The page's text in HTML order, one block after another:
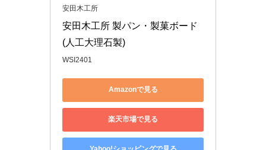
安田木工所
安田木工所 製パン・製菓ボード
(人工大理石製)
WSI2401
Amazonで見る
楽天市場で見る